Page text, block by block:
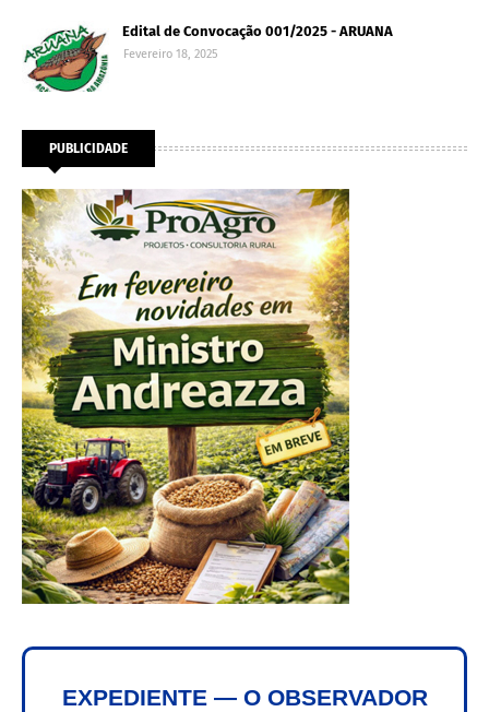
Edital de Convocação 001/2025 - ARUANA
Fevereiro 18, 2025
PUBLICIDADE
EXPEDIENTE — O OBSERVADOR